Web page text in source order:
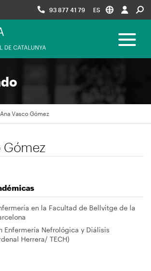
93 877 41 79 ES
Toggle
Ana Vasco Gómez
Gómez
en la Facultad de Bellvitge de la
Enfermería Nefrológica y Diálisis
Herrera/ TECH)